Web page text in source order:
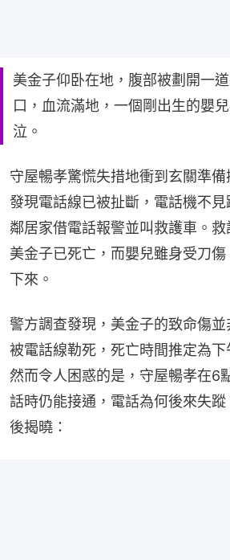
美金子仰卧在地，腹部被劃開一
口，血流滿地，一個剛出生的嬰
泣。
守屋暢孝驚慌失措地衝到玄關準
發現電話線已被扯斷，電話機不見
鄰居家借電話報警並叫救護車。
美金子已死亡，而嬰兒雖身受刀
下來。
警方調查發現，美金子的致命傷
被電話線勒死，死亡時間推定為下
然而令人困惑的是，守屋暢孝在6
話時仍能接通，電話為何後來失蹤
後揭曉：